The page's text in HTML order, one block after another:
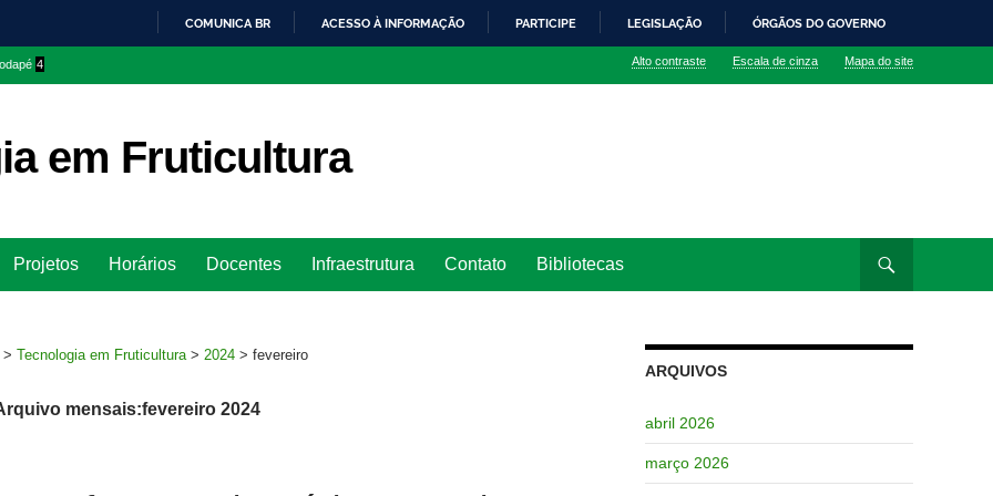
O
COMUNICA BR ACESSO À INFORMAÇÃO PARTICIPE LEGISLAÇÃO ÓRGÃOS DO GOVERNO
4 Alto contraste Escala de cinza Mapa do site
em Fruticultura
para
Projetos Horários Docentes Infraestrutura Contato Bibliotecas
> Tecnologia em Fruticultura > 2024 > fevereiro
mensais:fevereiro 2024
ARQUIVOS
abril 2026
março 2026